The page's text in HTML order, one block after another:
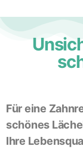
Für eine
schönes
Ihre